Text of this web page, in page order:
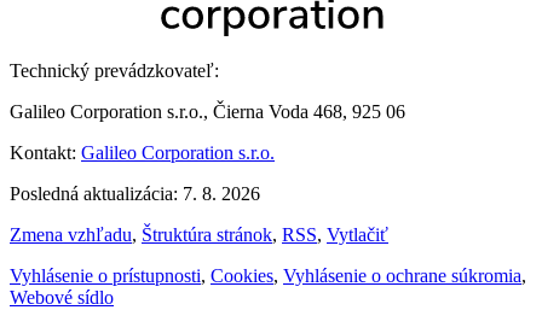
Technický prevádzkovateľ:
Galileo Corporation s.r.o., Čierna Voda 468, 925 06
Kontakt: Galileo Corporation s.r.o.
Posledná aktualizácia: 7. 8. 2026
Zmena vzhľadu, Štruktúra stránok, RSS, Vytlačiť
Vyhlásenie o prístupnosti, Cookies, Vyhlásenie o ochrane súkromia,
Webové sídlo